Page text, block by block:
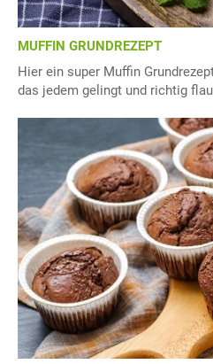
MUFFIN GRUNDREZEPT
Hier ein super Muffin
das jedem gelingt und richtig